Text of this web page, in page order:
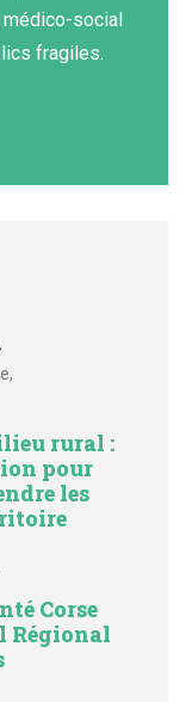
médico-social
fragiles.
,
,
rural :
pour
les
Corse
Régional